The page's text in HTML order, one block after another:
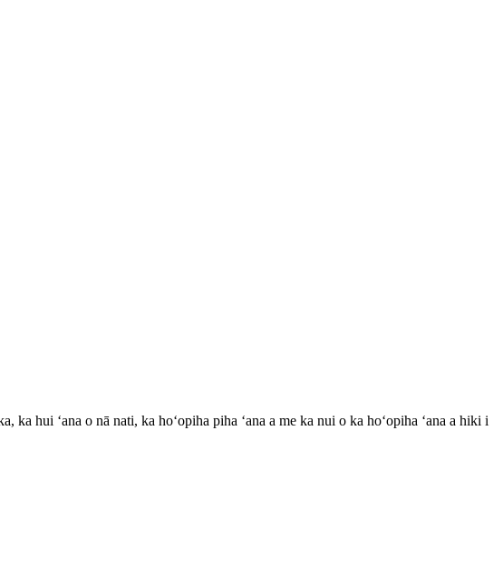
hui ʻana o nā nati, ka hoʻopiha piha ʻana a me ka nui o ka hoʻopiha ʻana a hiki i